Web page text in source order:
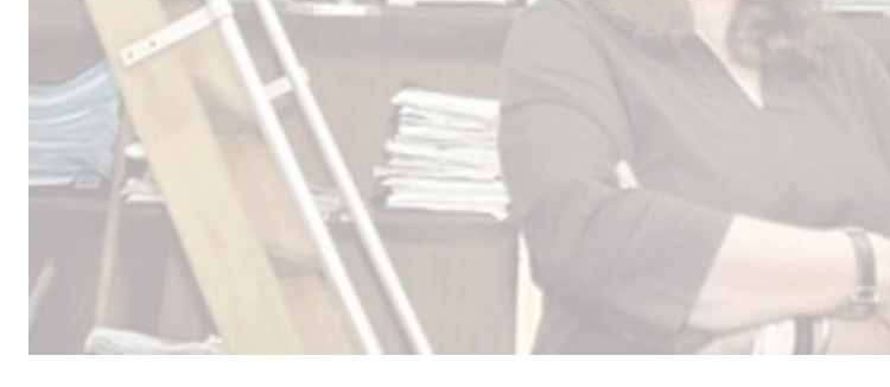
Malestar en el sector privado por